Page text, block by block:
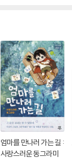
엄마를 만나러 가는 길 :
사랑스러운 동그라미